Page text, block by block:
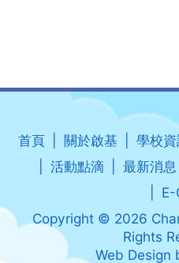
首頁 關於啟基 學校
活動點滴
最新消息
E-
Copyright © 2026
Rights
Web Design